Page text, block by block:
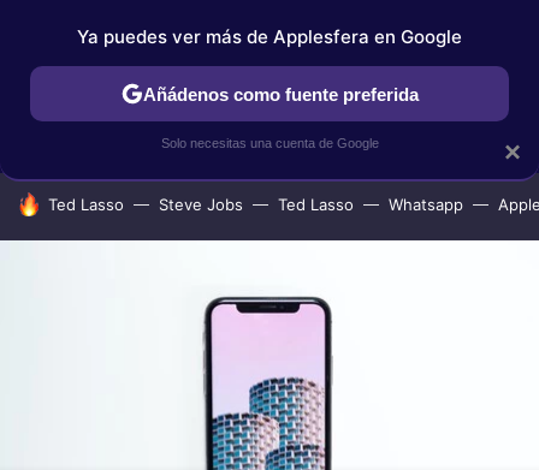
IPHONE TUTORIALES APPLESFERA SELECCIÓN
HOY SE HABLA DE
Ted Lasso Steve Jobs Ted Lasso Whatsapp
×
Ya puedes ver más de Applesfera en Google
Añádenos como fuente preferida
Solo necesitas una cuenta de Google